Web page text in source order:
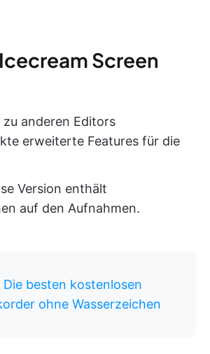
Screen
zu anderen Editors
erweiterte Features für die
Version enthält
auf den Aufnahmen.
Die besten kostenlosen
ohne Wasserzeichen